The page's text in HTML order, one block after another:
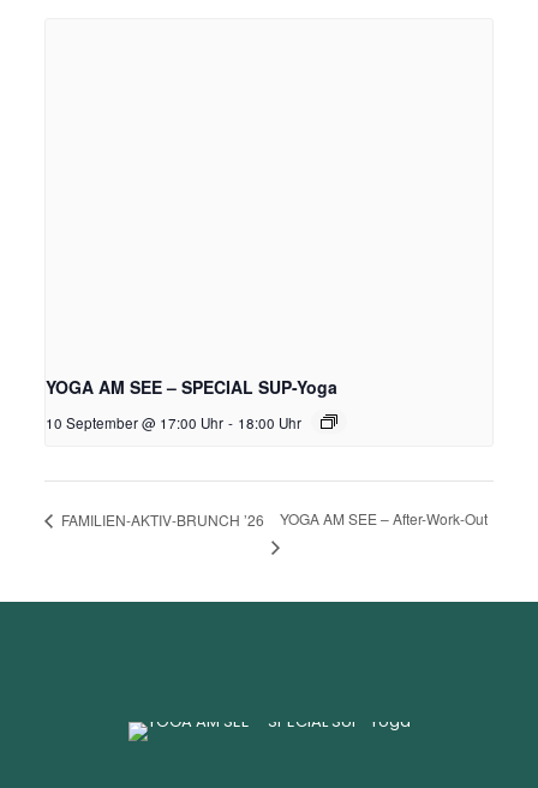
YOGA AM SEE – SPECIAL SUP-Yoga
10 September @ 17:00 Uhr - 18:00 Uhr
FAMILIEN-AKTIV-BRUNCH ’26 YOGA AM SEE – After-Work-Out